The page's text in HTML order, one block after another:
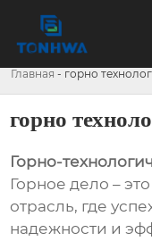
Главная - горно
горно
Горно-
Горное дело –
отрасль, где
надежности и